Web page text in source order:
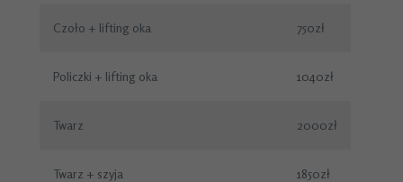
Czoło + lifting oka 750zł
Policzki + lifting oka 1040zł
Twarz 2000zł
Twarz + szyja 1850zł